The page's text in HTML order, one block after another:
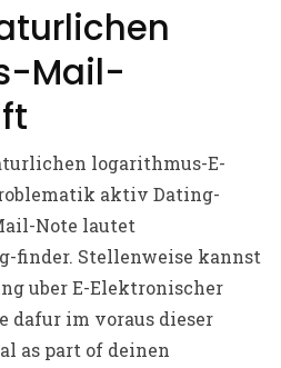
Mail-
logarithmus-E-
aktiv Dating-
Note lautet
finder. Stellenweise kannst
uber E-Elektronischer
dafur im voraus dieser
as part of deinen